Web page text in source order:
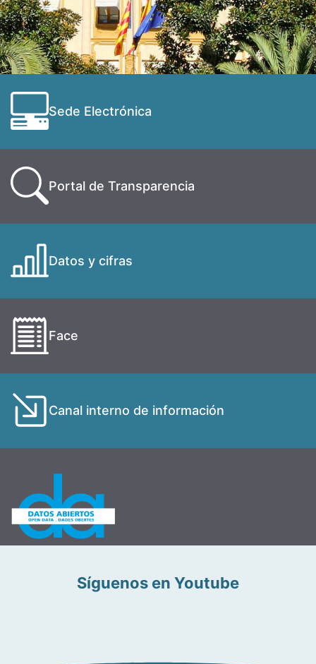
Sede Electrónica
Portal de Transparencia
Datos y cifras
Face
Canal interno de información
Síguenos en Youtube